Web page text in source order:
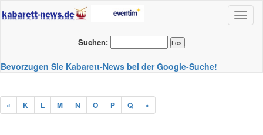
Suchen:
Bevorzugen Sie Kabarett-News bei der Google-Suche!
« K L M N O P Q »